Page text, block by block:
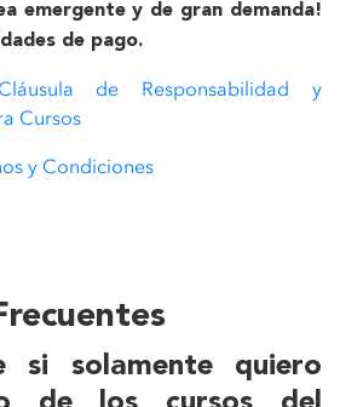
emergente y de gran demanda!
de pago.
Cláusula de Responsabilidad y
Cursos
y Condiciones
si solamente quiero